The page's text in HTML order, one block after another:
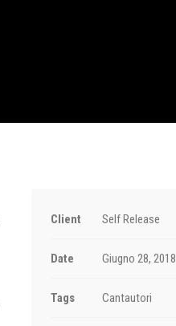
Client Self Release
Date Giugno 28, 2018
Tags Cantautori